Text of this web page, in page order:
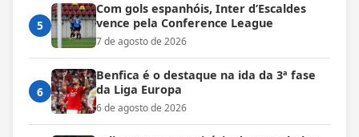
5
Com gols espanhóis, Inter d’Escaldes
vence pela Conference League
7 de agosto de 2026
6
Benfica é o destaque na ida da 3ª fase
da Liga Europa
6 de agosto de 2026